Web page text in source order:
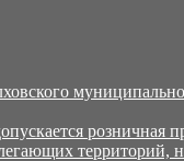
розничная
территорий,